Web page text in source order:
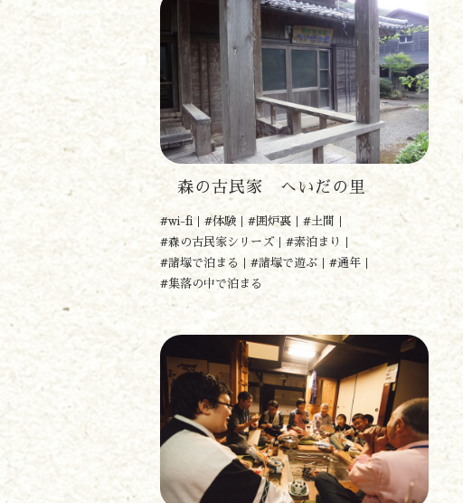
森の古民家 へいだの里
#wi-fi #体験 #囲炉裏
#土間
#森の古民家シリーズ
#素泊まり
#諸塚で泊まる
#諸塚で遊ぶ
#通年
#集落の中で泊まる